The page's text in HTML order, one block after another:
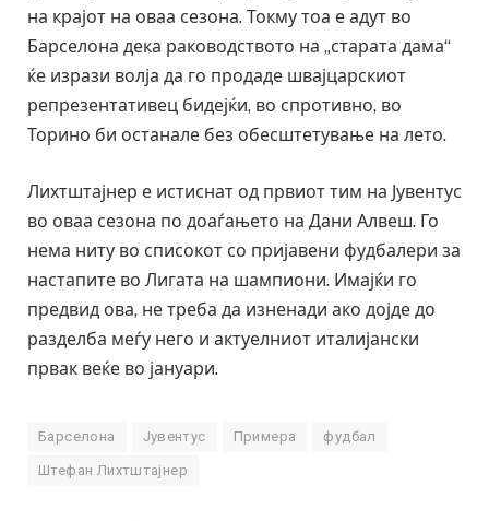
на крајот на оваа сезона. Токму тоа е адут во
Барселона дека раководството на „старата дама“
ќе изрази волја да го продаде швајцарскиот
репрезентативец бидејќи, во спротивно, во
Торино би останале без обесштетување на лето.
Лихтштајнер е истиснат од првиот тим на Јувентус
во оваа сезона по доаѓањето на Дани Алвеш. Го
нема ниту во списокот со пријавени фудбалери за
настапите во Лигата на шампиони. Имајќи го
предвид ова, не треба да изненади ако дојде до
разделба меѓу него и актуелниот италијански
првак веќе во јануари.
Барселона Јувентус Примера фудбал
Штефан Лихтштајнер